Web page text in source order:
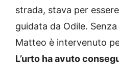
strada, stava per
guidata da Odile.
Matteo è intervenuto
L’urto ha avuto